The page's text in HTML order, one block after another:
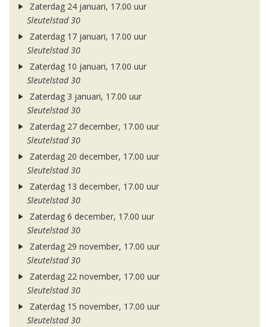
Zaterdag 24 januari, 17.00 uur
Sleutelstad 30
Zaterdag 17 januari, 17.00 uur
Sleutelstad 30
Zaterdag 10 januari, 17.00 uur
Sleutelstad 30
Zaterdag 3 januari, 17.00 uur
Sleutelstad 30
Zaterdag 27 december, 17.00 uur
Sleutelstad 30
Zaterdag 20 december, 17.00 uur
Sleutelstad 30
Zaterdag 13 december, 17.00 uur
Sleutelstad 30
Zaterdag 6 december, 17.00 uur
Sleutelstad 30
Zaterdag 29 november, 17.00 uur
Sleutelstad 30
Zaterdag 22 november, 17.00 uur
Sleutelstad 30
Zaterdag 15 november, 17.00 uur
Sleutelstad 30